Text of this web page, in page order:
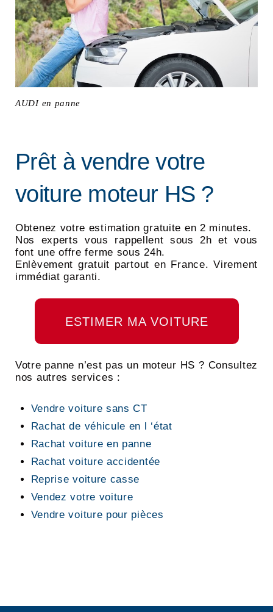
AUDI en panne
Prêt à vendre votre
voiture moteur HS ?
Obtenez votre estimation gratuite en 2 minutes.
Nos experts vous rappellent sous 2h et vous
font une offre ferme sous 24h.
Enlèvement gratuit partout en France. Virement
immédiat garanti.
ESTIMER MA VOITURE
Votre panne n’est pas un moteur HS ? Consultez
nos autres services :
Vendre voiture sans CT
Rachat de véhicule en l ‘état
Rachat voiture en panne
Rachat voiture accidentée
Reprise voiture casse
Vendez votre voiture
Vendre voiture pour pièces